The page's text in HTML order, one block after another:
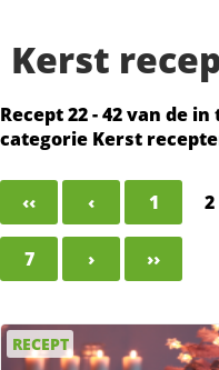
Kerst
Recept 22 - 42 van de
categorie Kerst
‹‹ ‹ 1 2
7 › ››
RECEPT